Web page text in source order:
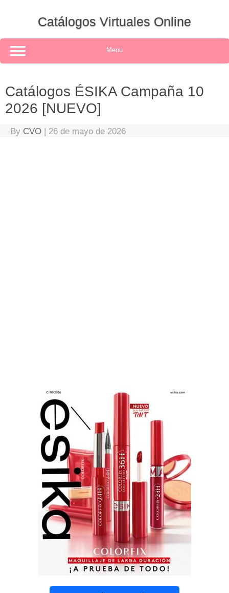
Catálogos Virtuales Online
Menu
Catálogos ÉSIKA Campaña 10
2026 [NUEVO]
By CVO | 26 de mayo de 2026